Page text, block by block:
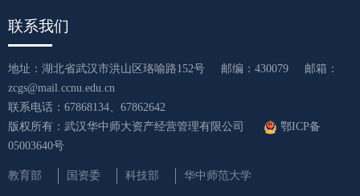
联系我们
地址：湖北省武汉市洪山区珞喻路152号 邮编：430079
邮箱：
zcgs@mail.ccnu.edu.cn
联系电话：67868134、67862642
版权所有：武汉华中师大资产经营管理有限公司
鄂ICP备
05003640号
教育部 国资委 科技部 华中师范大学